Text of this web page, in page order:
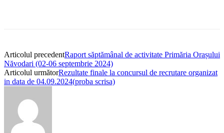
Articolul precedentRaport săptămânal de activitate Primăria Orașului
Năvodari (02-06 septembrie 2024)
Articolul următorRezultate finale la concursul de recrutare organizat
in data de 04.09.2024(proba scrisa)